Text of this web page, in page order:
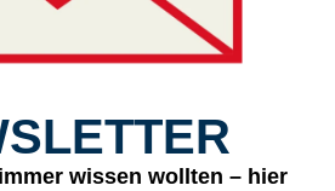
wissen wollten – hier